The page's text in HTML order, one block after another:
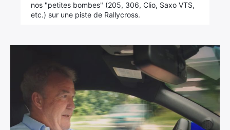
nos "petites bombes" (205, 306, Clio, Saxo VTS,
etc.) sur une piste de Rallycross.